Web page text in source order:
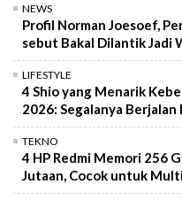
NEWS
Profil Norman Joesoef,
sebut Bakal Dilantik Jadi
LIFESTYLE
4 Shio yang Menarik
2026: Segalanya Berjalan
TEKNO
4 HP Redmi Memori 256
Jutaan, Cocok untuk